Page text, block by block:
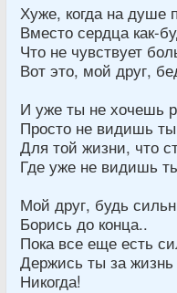
Хуже, когда на душе
Вместо сердца как-
Что не чувствует
Вот это, мой друг,
И уже ты не хочешь
Просто не видишь
Для той жизни, что
Где уже не видишь
Мой друг, будь
Борись до конца..
Пока все еще есть
Держись ты за жизнь
Никогда!